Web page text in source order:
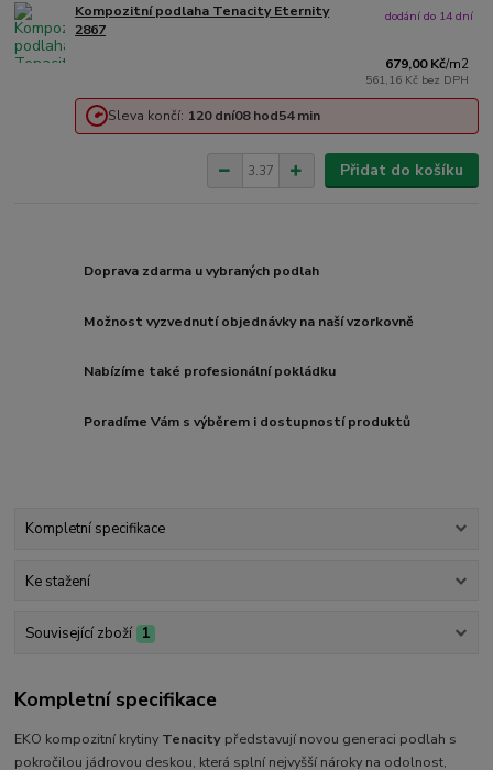
Kompozitní podlaha Tenacity Eternity
2867
679,00 Kč/m2
561,16 Kč bez DPH
dodání do 14 dní
Sleva končí: 120 dní08hod54min
Přidat do košíku
Doprava zdarma u vybraných podlah
Možnost vyzvednutí objednávky na naší vzorkovně
Nabízíme také profesionální pokládku
Poradíme Vám s výběrem i dostupností produktů
Kompletní specifikace
Ke stažení
Související zboží 1
Kompletní specifikace
EKO kompozitní krytiny Tenacity představují novou generaci podlah s
pokročilou jádrovou deskou, která splní nejvyšší nároky na odolnost,